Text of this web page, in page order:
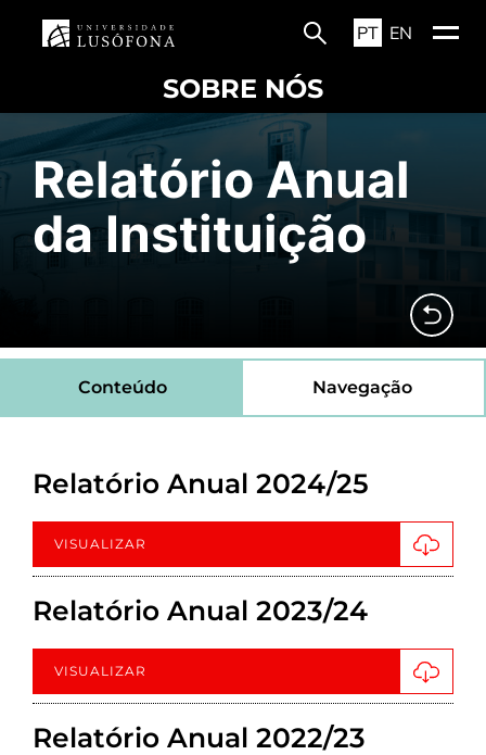
PT EN
SOBRE NÓS
Relatório Anual
da Instituição
Conteúdo Navegação
Relatório Anual 2024/25
VISUALIZAR
Relatório Anual 2023/24
VISUALIZAR
Relatório Anual 2022/23